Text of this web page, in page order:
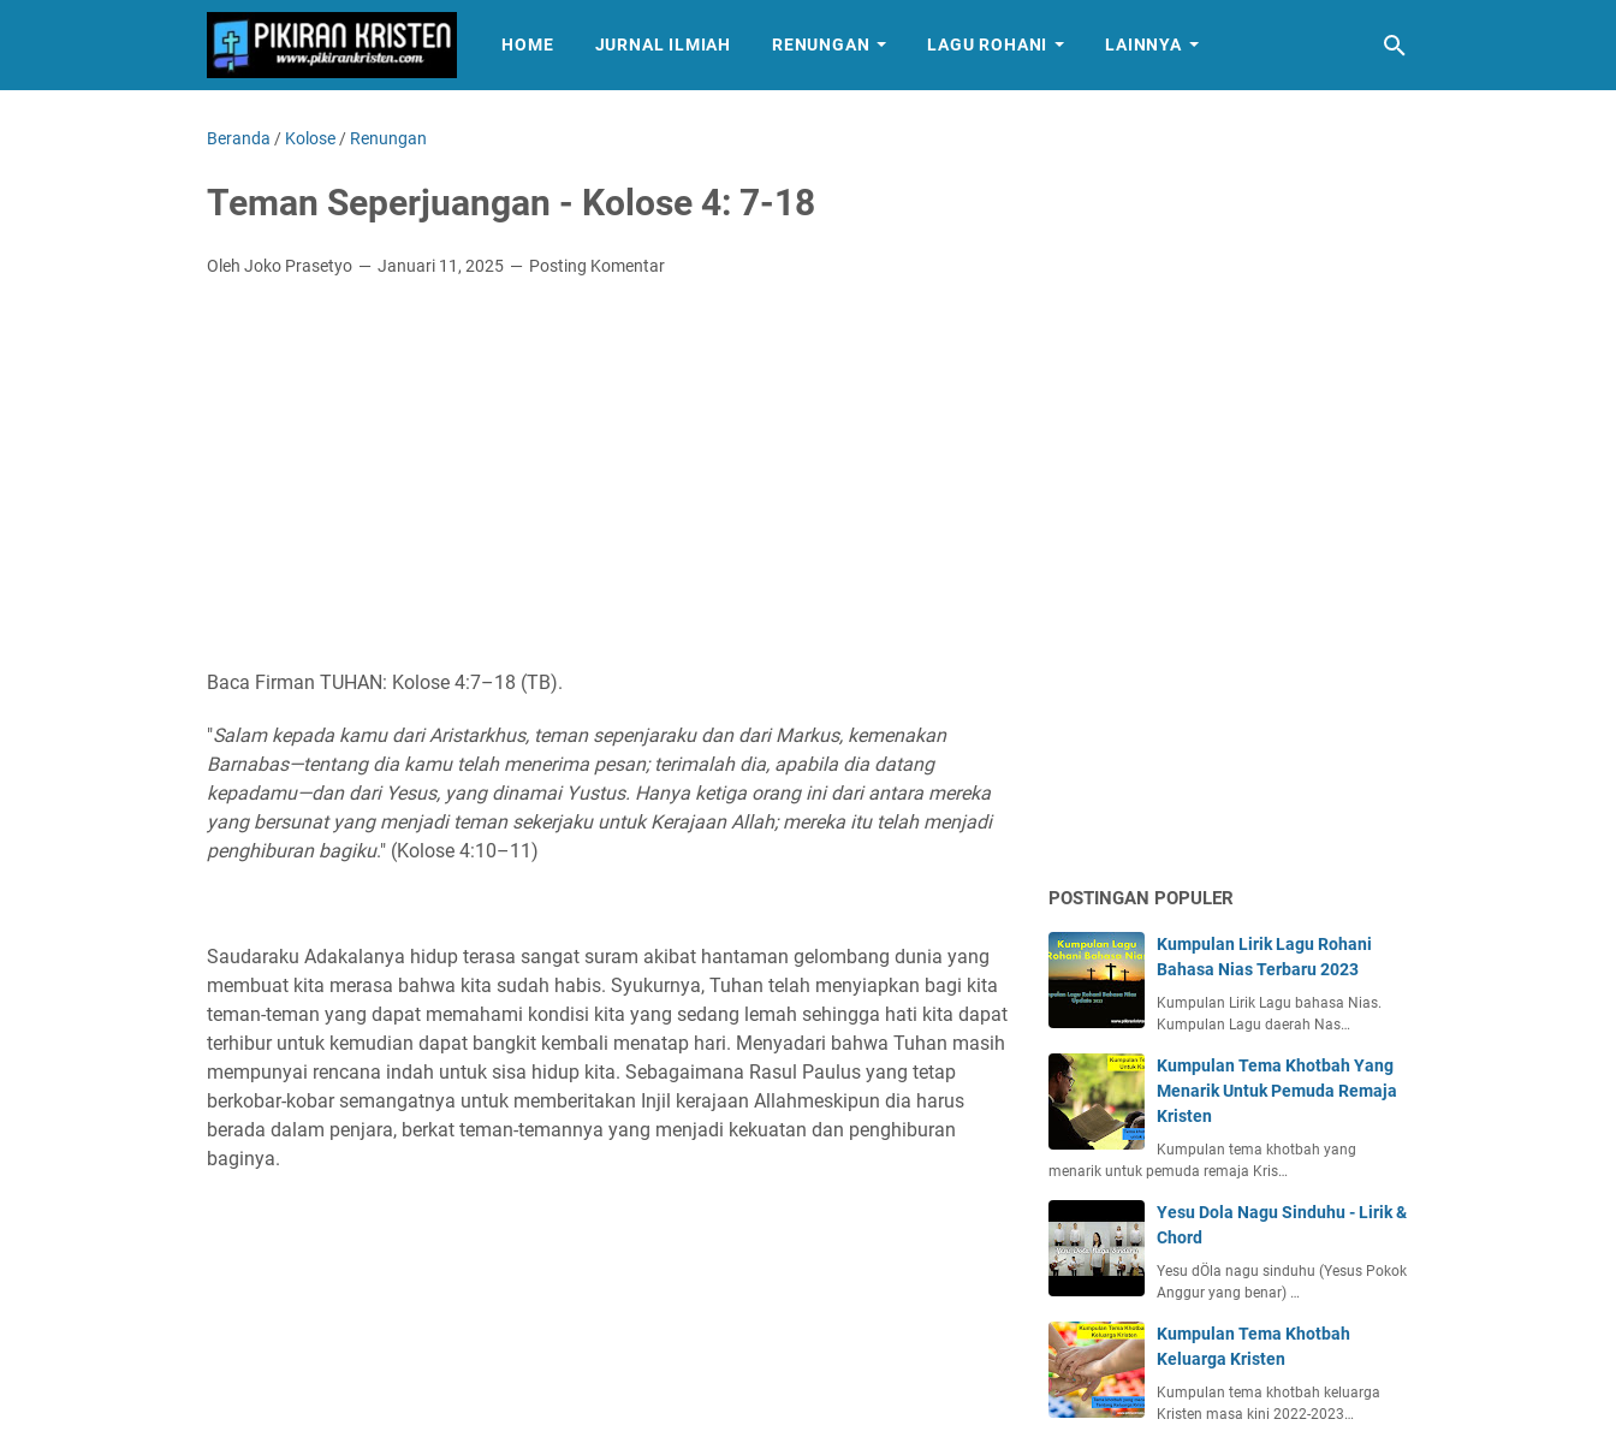
HOME JURNAL ILMIAH RENUNGAN LAGU ROHANI LAINNYA
Beranda / Kolose / Renungan
Teman Seperjuangan - Kolose 4: 7-18
Oleh Joko Prasetyo Januari 11, 2025 Posting Komentar
Baca Firman TUHAN: Kolose 4:7–18 (TB).
"Salam kepada kamu dari Aristarkhus, teman sepenjaraku dan dari Markus, kemenakan
Barnabas—tentang dia kamu telah menerima pesan; terimalah dia, apabila dia datang
kepadamu—dan dari Yesus, yang dinamai Yustus. Hanya ketiga orang ini dari antara mereka
yang bersunat yang menjadi teman sekerjaku untuk Kerajaan Allah; mereka itu telah menjadi
penghiburan bagiku." (Kolose 4:10–11)
Saudaraku Adakalanya hidup terasa sangat suram akibat hantaman gelombang dunia yang
membuat kita merasa bahwa kita sudah habis. Syukurnya, Tuhan telah menyiapkan bagi kita
teman-teman yang dapat memahami kondisi kita yang sedang lemah sehingga hati kita dapat
terhibur untuk kemudian dapat bangkit kembali menatap hari. Menyadari bahwa Tuhan masih
mempunyai rencana indah untuk sisa hidup kita. Sebagaimana Rasul Paulus yang tetap
berkobar-kobar semangatnya untuk memberitakan Injil kerajaan Allahmeskipun dia harus
berada dalam penjara, berkat teman-temannya yang menjadi kekuatan dan penghiburan
baginya.
POSTINGAN POPULER
Kumpulan Lirik Lagu Rohani
Bahasa Nias Terbaru 2023
Kumpulan Lirik Lagu bahasa Nias.
Kumpulan Lagu daerah Nas…
Kumpulan Tema Khotbah Yang
Menarik Untuk Pemuda Remaja
Kristen
Kumpulan tema khotbah yang
menarik untuk pemuda remaja Kris…
Yesu Dola Nagu Sinduhu - Lirik &
Chord
Yesu dÖla nagu sinduhu (Yesus Pokok
Anggur yang benar) …
Kumpulan Tema Khotbah
Keluarga Kristen
Kumpulan tema khotbah keluarga
Kristen masa kini 2022-2023…